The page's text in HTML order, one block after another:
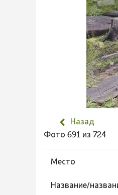
Назад
Фото 691 из 724
Место
Название/